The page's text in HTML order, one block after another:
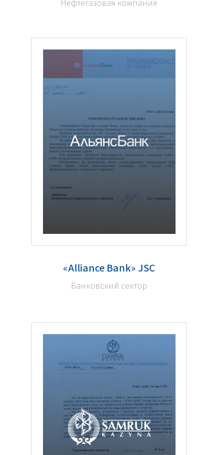
Нефтегазовая компания
«Alliance Bank» JSC
Банковский сектор